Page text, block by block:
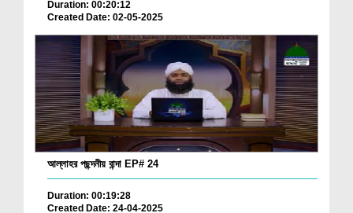
Duration: 00:20:12
Created Date: 02-05-2025
আল্লাহর পছন্দনীয় বান্দা EP# 24
Duration: 00:19:28
Created Date: 24-04-2025